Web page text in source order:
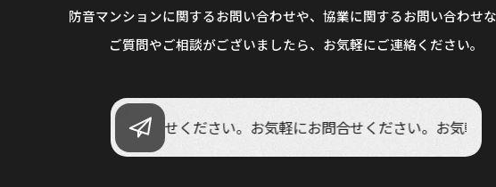
防音マンションに関するお問い合わせや、協業に関するお問い合わせ
ご質問やご相談がございましたら、 お気軽にご連絡ください。
お気軽にお問合せください。お気軽にお問合せください。お気軽にお